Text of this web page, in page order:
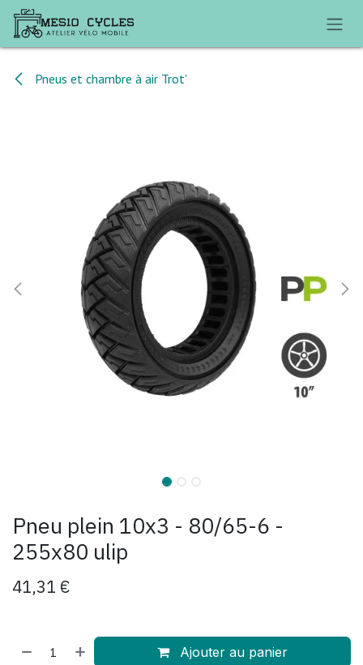
Se rendre au contenu
Pneus et chambre à air Trot'
Pneu plein 10x3 - 80/65-6 -
255x80 ulip
41,31 €
Ajouter au panier